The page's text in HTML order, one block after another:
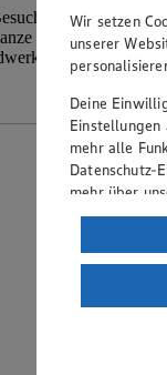
eines Kaffee-
Welt des
Wir setzen
unserer
Deine
mehr alle
Datenschutz-
mehr über
Wenn du
ein, dass
einem nach
Risiko eines